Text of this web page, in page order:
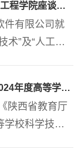
的青少年体态
个团队参加，
段性成效、未
以多维视角系
中包括技术实
等。....
陕西天诚软件有限公司赴信息工程学院座谈交流
件有限公司就
术”及“人工智
加此次活动。
介绍了公司的
济加速发展，
我院教师荣获陕西省教育厅 2024年度高等学校科学技术优秀成果奖
陕西省教育厅
学校科学技术